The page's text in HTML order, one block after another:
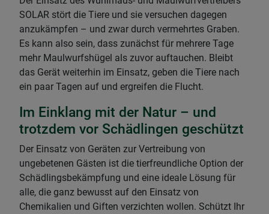
SOLAR stört die Tiere und sie versuchen dagegen
anzukämpfen – und zwar durch vermehrtes Graben.
Es kann also sein, dass zunächst für mehrere Tage
mehr Maulwurfshügel als zuvor auftauchen. Bleibt
das Gerät weiterhin im Einsatz, geben die Tiere nach
ein paar Tagen auf und ergreifen die Flucht.
Im Einklang mit der Natur – und
trotzdem vor Schädlingen geschützt
Der Einsatz von Geräten zur Vertreibung von
ungebetenen Gästen ist die tierfreundliche Option der
Schädlingsbekämpfung und eine ideale Lösung für
alle, die ganz bewusst auf den Einsatz von
Chemikalien und Giften verzichten wollen. Schützt Ihr